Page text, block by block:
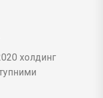
холдинг